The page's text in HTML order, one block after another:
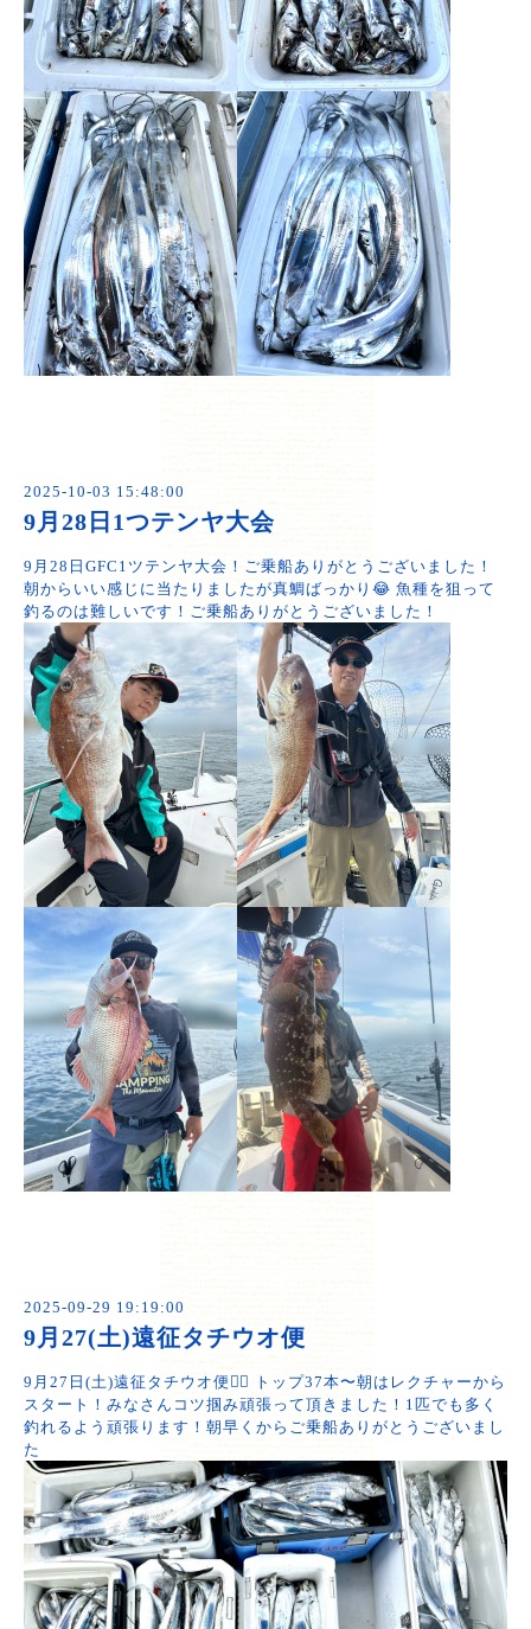
2025-10-03 15:48:00
9月28日1つテンヤ大会
9月28日GFC1ツテンヤ大会！ご乗船ありがとうございました！
朝からいい感じに当たりましたが真鯛ばっかり😂 魚種を狙って
釣るのは難しいです！ご乗船ありがとうございました！
2025-09-29 19:19:00
9月27(土)遠征タチウオ便
9月27日(土)遠征タチウオ便🙆‍♂️ トップ37本〜朝はレクチャーから
スタート！みなさんコツ掴み頑張って頂きました！1匹でも多く
釣れるよう頑張ります！朝早くからご乗船ありがとうございまし
た